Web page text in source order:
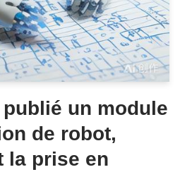
un module
de robot,
la prise en